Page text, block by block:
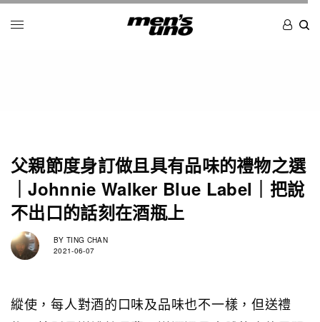
父親節度身訂做且具有品味的禮物之選
｜Johnnie Walker Blue Label｜把說
不出口的話刻在酒瓶上
BY TING CHAN
2021-06-07
縱使，每人對酒的口味及品味也不一樣，但送禮